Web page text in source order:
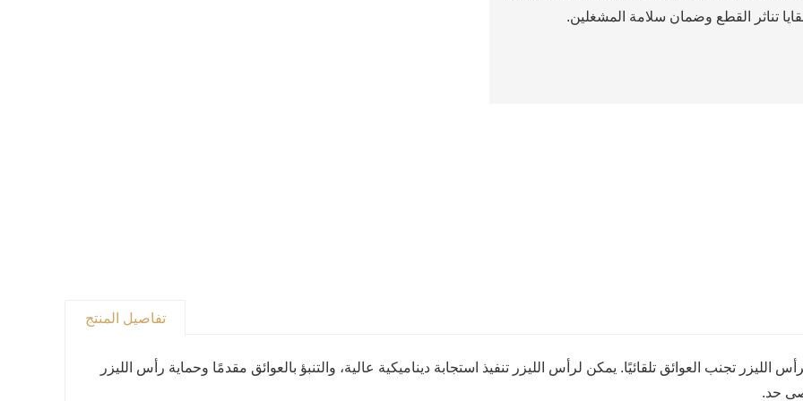
تفاصيل المنتج
الليزر تجنب العوائق تلقائيًا. يمكن لرأس الليزر تنفيذ استجابة ديناميكية عالية، والتنبؤ بالعوائق مقدمًا وحماية رأس الليزر
حد.